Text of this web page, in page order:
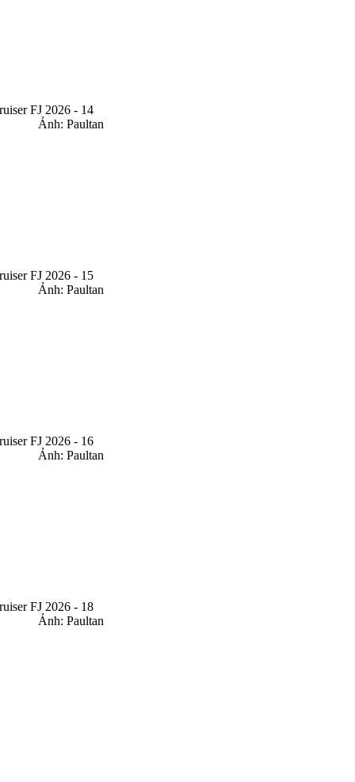
Ảnh: Paultan
Ảnh: Paultan
Ảnh: Paultan
Ảnh: Paultan